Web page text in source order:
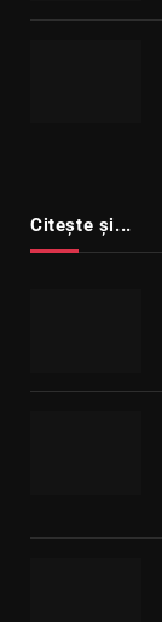
Citește și...